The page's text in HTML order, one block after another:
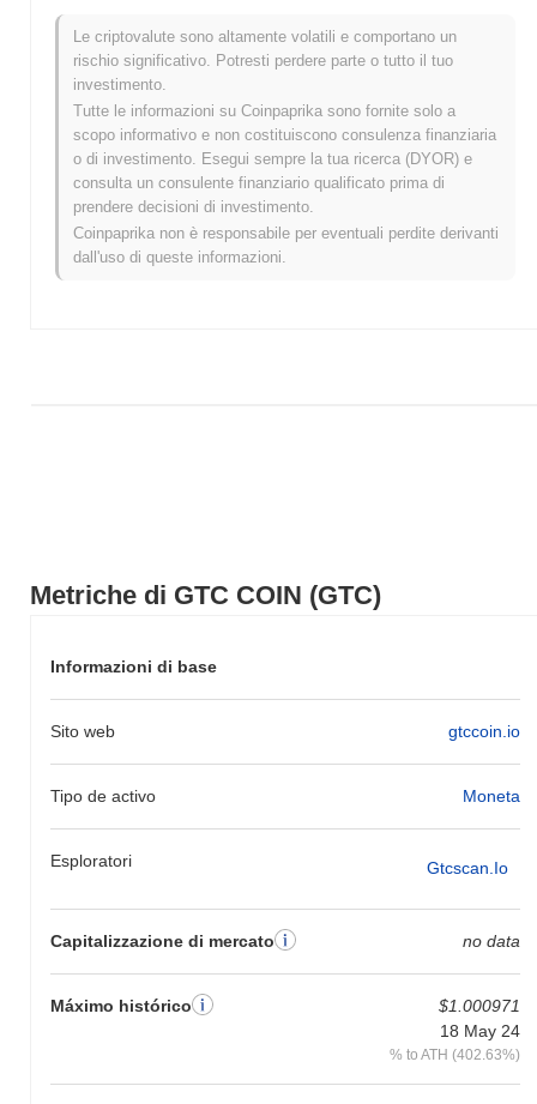
Metriche di GTC COIN (GTC)
Informazioni di base
Sito web gtccoin.io
Tipo de activo Moneta
Esploratori Gtcscan.io
Capitalizzazione di mercato no data
Máximo histórico
$1.000971
18 May 24
% to ATH (402.63%)
Massimo Storico (ATH):$1.000971
Minimo Storico (ATL): $0.00
GTC COIN è attualmente scambiato~80.10%al di sotto del suo
ATH .
Come si sta comportando GTC COIN rispetto al
mercato crypto più ampio?
Negli ultimi 7 giorni, GTC COIN ha guadagnato
sottoperformando il mercato crypto complessivo che ha registrato
Le criptovalute sono altamente volatili e comportano un
rischio significativo. Potresti perdere parte o tutto il tuo
investimento.
Tutte le informazioni su Coinpaprika sono fornite solo a
scopo informativo e non costituiscono consulenza finanziaria
o di investimento. Esegui sempre la tua ricerca (DYOR) e
consulta un consulente finanziario qualificato prima di
prendere decisioni di investimento.
Coinpaprika non è responsabile per eventuali perdite derivanti
dall'uso di queste informazioni.